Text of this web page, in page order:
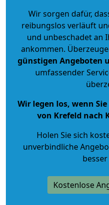
Wir sorgen dafür,
reibungslos verläuft
und unbeschadet an
ankommen.
günstigen Angeboten
umfassender
Wir legen los, wenn
von Krefeld nach
Holen Sie sich
unverbindliche
Kostenlose